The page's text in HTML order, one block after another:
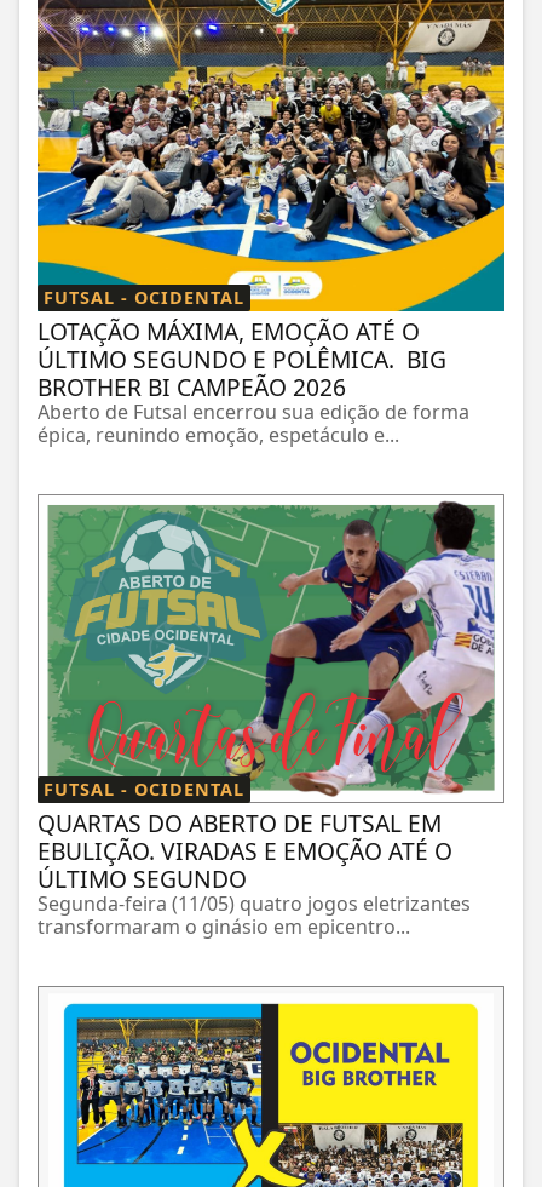
FUTSAL - OCIDENTAL
LOTAÇÃO MÁXIMA, EMOÇÃO ATÉ O
ÚLTIMO SEGUNDO E POLÊMICA. BIG
BROTHER BI CAMPEÃO 2026
Aberto de Futsal encerrou sua edição de forma
épica, reunindo emoção, espetáculo e...
FUTSAL - OCIDENTAL
QUARTAS DO ABERTO DE FUTSAL EM
EBULIÇÃO. VIRADAS E EMOÇÃO ATÉ O
ÚLTIMO SEGUNDO
Segunda-feira (11/05) quatro jogos eletrizantes
transformaram o ginásio em epicentro...